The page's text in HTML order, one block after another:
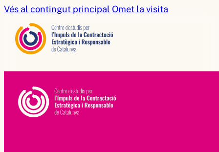
Vés al contingut principal Omet la visita